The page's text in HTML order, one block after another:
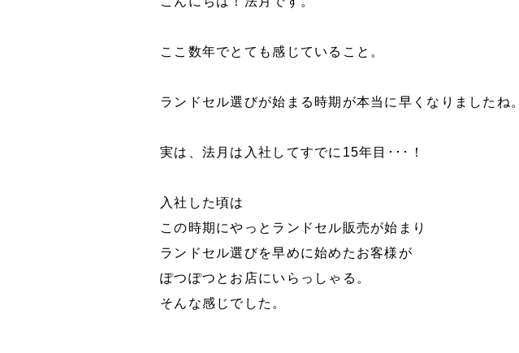
ここ数年でとても感じていること。
ランドセル選びが始まる時期が本当に早くなりましたね。
実は、法月は入社してすでに15年目･･･！
入社した頃は
この時期にやっとランドセル販売が始まり
ランドセル選びを早めに始めたお客様が
ぽつぽつとお店にいらっしゃる。
そんな感じでした。